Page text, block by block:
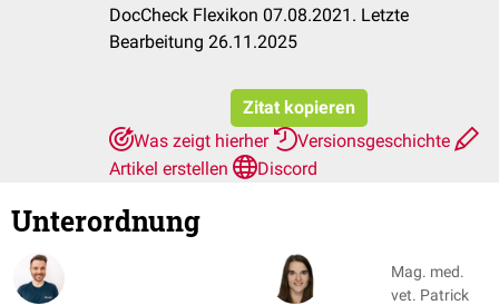
DocCheck Flexikon 07.08.2021. Letzte
Bearbeitung 26.11.2025
Zitat kopieren
Was zeigt hierher
Versionsgeschichte
Artikel erstellen
Discord
Unterordnung
Mag. med.
vet. Patrick